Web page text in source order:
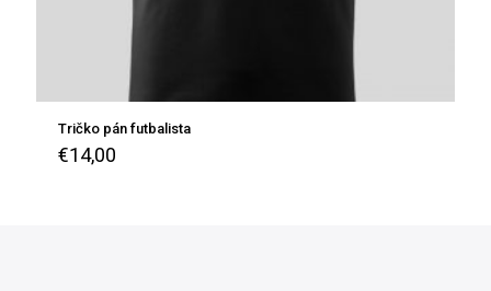
Tričko pán futbalista
€14,00